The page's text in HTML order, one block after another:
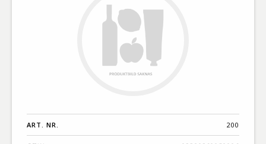
ART. NR. 200